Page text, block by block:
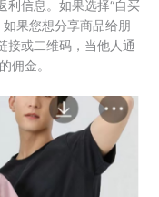
利信息。如果选择“自买
果您想分享商品给朋
接或二维码，当他人通
佣金。